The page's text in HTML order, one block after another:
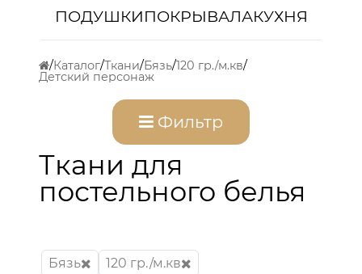
ПОДУШКИПОКРЫВАЛАКУХНЯ
Каталог Ткани Бязь 120 гр./м.кв
Детский персонаж
Фильтр
Ткани для
постельного белья
Бязь
120 гр./м.кв